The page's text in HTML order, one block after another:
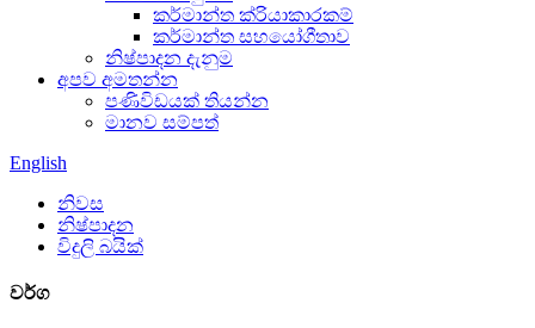
කර්මාන්ත ක්රියාකාරකම්
කර්මාන්ත සහයෝගීතාව
නිෂ්පාදන දැනුම
අපව අමතන්න
පණිවිඩයක් තියන්න
මානව සම්පත්
English
නිවස
නිෂ්පාදන
විදුලි බයික්
වර්ග